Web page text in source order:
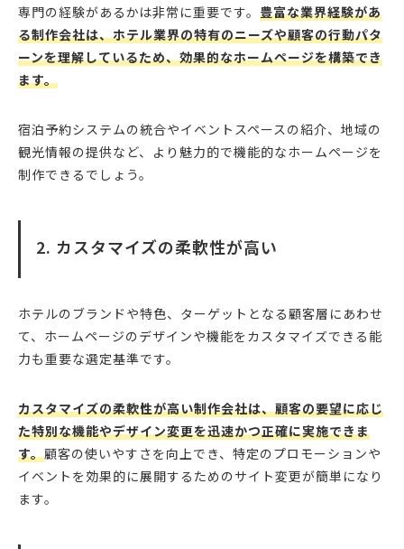
専門の経験があるかは非常に重要です。 豊富な業界経験があ
る制作会社は、ホテル業界の特有のニーズや顧客の行動パタ
ーンを理解しているため、効果的なホームページを構築でき
ます。
宿泊予約システムの統合やイベントスペースの紹介、地域の
観光情報の提供など、より魅力的で機能的なホームページを
制作できるでしょう。
2. カスタマイズの柔軟性が高い
ホテルのブランドや特色、ターゲットとなる顧客層にあわせ
て、ホームページのデザインや機能をカスタマイズできる能
力も重要な選定基準です。
カスタマイズの柔軟性が高い制作会社は、顧客の要望に応じ
た特別な機能やデザイン変更を迅速かつ正確に実施できま
す。顧客の使いやすさを向上でき、特定のプロモーションや
イベントを効果的に展開するためのサイト変更が簡単になり
ます。